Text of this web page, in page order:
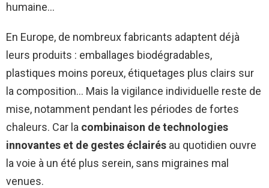
humaine…
En Europe, de nombreux fabricants adaptent déjà
leurs produits : emballages biodégradables,
plastiques moins poreux, étiquetages plus clairs sur
la composition… Mais la vigilance individuelle reste de
mise, notamment pendant les périodes de fortes
chaleurs. Car la combinaison de technologies
innovantes et de gestes éclairés au quotidien ouvre
la voie à un été plus serein, sans migraines mal
venues.